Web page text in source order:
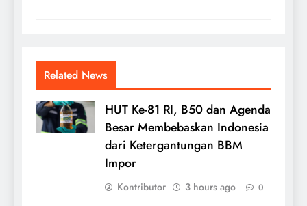
Related News
HUT Ke-81 RI, B50 dan Agenda
Besar Membebaskan Indonesia
dari Ketergantungan BBM
Impor
Kontributor 3 hours ago 0